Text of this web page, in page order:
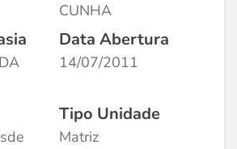
CUNHA
Data Abertura
14/07/2011
Tipo Unidade
Matriz